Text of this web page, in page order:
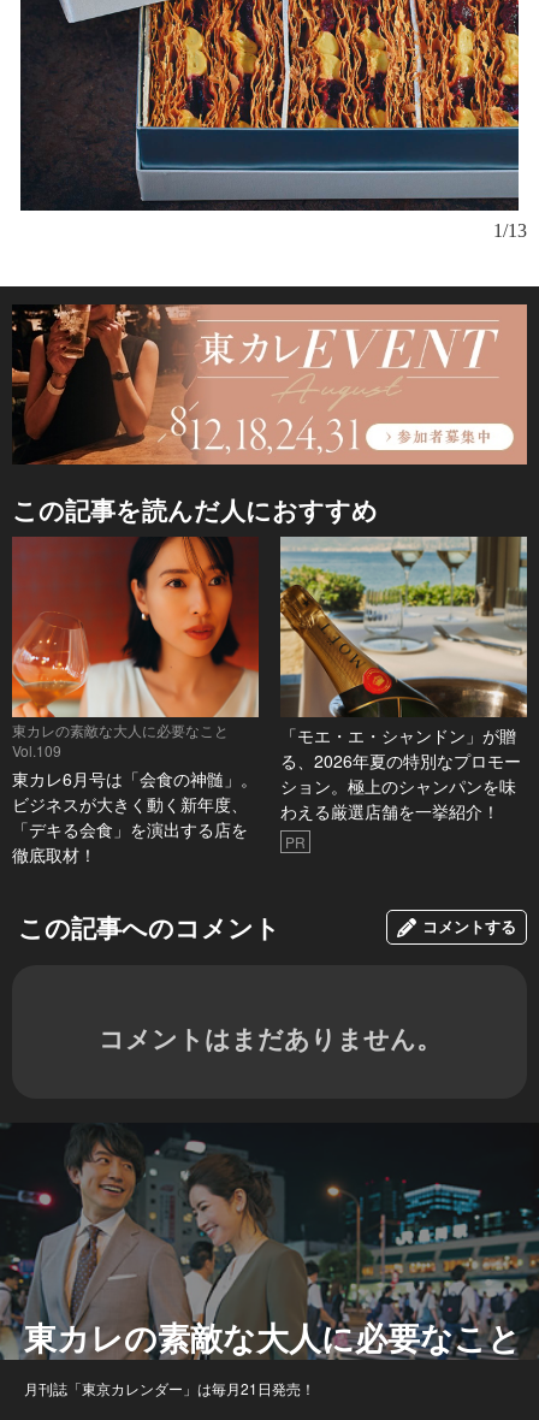
1/13
この記事を読んだ人におすすめ
東カレの素敵な大人に必要なこと
Vol.109
東カレ6月号は「会食の神髄」。
ビジネスが大きく動く新年度、
「デキる会食」を演出する店を
徹底取材！
「モエ・エ・シャンドン」が贈
る、2026年夏の特別なプロモー
ション。極上のシャンパンを味
わえる厳選店舗を一挙紹介！
PR
この記事へのコメント コメントする
コメントはまだありません。
東カレの素敵な大人に必要なこと
月刊誌「東京カレンダー」は毎月21日発売！